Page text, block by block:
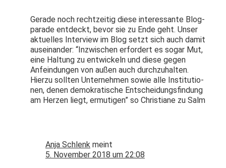
Ger­ade noch rechtzeit­ig diese inter­es­sante Blog­
pa­rade ent­deckt, bevor sie zu Ende geht. Unser
aktuelles Inter­view im Blog set­zt sich auch damit
auseinan­der: “Inzwis­chen erfordert es sog­ar Mut,
eine Hal­tung zu entwick­eln und diese gegen
Anfein­dun­gen von außen auch durchzuhal­ten.
Hierzu soll­ten Unternehmen sowie alle Insti­tu­tio­
nen, denen demokratis­che Entschei­dungs­find­ung
am Herzen liegt, ermuti­gen” so Chris­tiane zu Salm
Anja Schlenk meint
5. November 2018 um 22:08